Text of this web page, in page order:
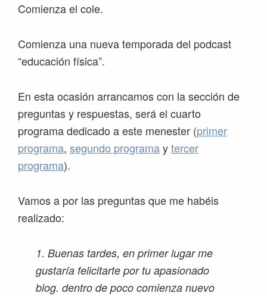
Comienza el cole.
Comienza una nueva temporada del podcast
“educación física”.
En esta ocasión arrancamos con la sección de
preguntas y respuestas, será el cuarto
programa dedicado a este menester (primer
programa, segundo programaytercer
programa).
Vamos a por las preguntas que me habéis
realizado:
1. Buenas tardes, en primer lugar me
gustaría felicitarte por tu apasionado
blog. dentro de poco comienza nuevo